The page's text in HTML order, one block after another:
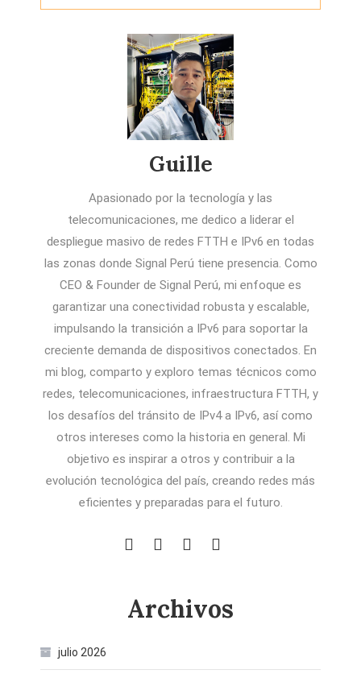
Guille
Apasionado por la tecnología y las
telecomunicaciones, me dedico a liderar el
despliegue masivo de redes FTTH e IPv6 en todas
las zonas donde Signal Perú tiene presencia. Como
CEO & Founder de Signal Perú, mi enfoque es
garantizar una conectividad robusta y escalable,
impulsando la transición a IPv6 para soportar la
creciente demanda de dispositivos conectados. En
mi blog, comparto y exploro temas técnicos como
redes, telecomunicaciones, infraestructura FTTH, y
los desafíos del tránsito de IPv4 a IPv6, así como
otros intereses como la historia en general. Mi
objetivo es inspirar a otros y contribuir a la
evolución tecnológica del país, creando redes más
eficientes y preparadas para el futuro.
Archivos
julio 2026